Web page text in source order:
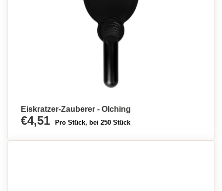
Eiskratzer-Zauberer - Olching
€4,51 Pro Stück, bei 250 Stück